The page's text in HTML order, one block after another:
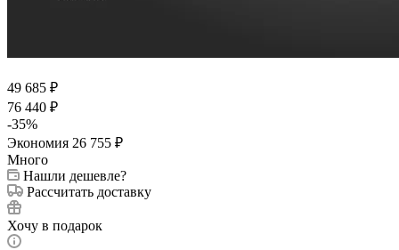
49 685 ₽
76 440 ₽
-35%
Экономия 26 755 ₽
Много
Нашли дешевле?
Рассчитать доставку
Хочу в подарок